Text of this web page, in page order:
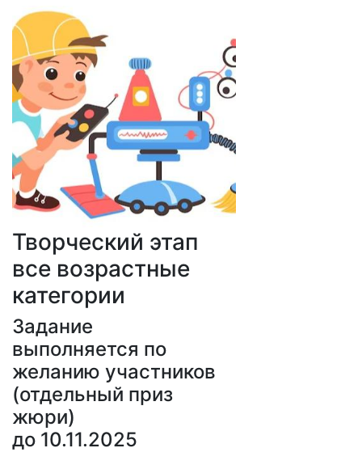
Творческий этап
все возрастные
категории
Задание
выполняется по
желанию участников
(отдельный приз
жюри)
до 10.11.2025